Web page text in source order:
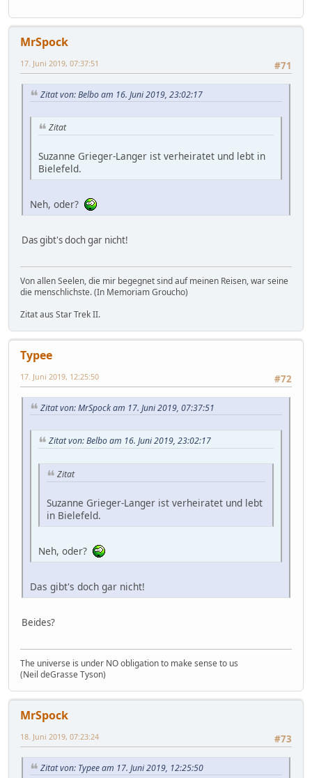
MrSpock
#71
17. Juni 2019, 07:37:51
Zitat von: Belbo am 16. Juni 2019, 23:02:17
Zitat
Suzanne Grieger-Langer ist verheiratet und lebt in
Bielefeld.
Neh, oder?
Das gibt's doch gar nicht!
Von allen Seelen, die mir begegnet sind auf meinen Reisen, war seine
die menschlichste. (In Memoriam Groucho)
Zitat aus Star Trek II.
Typee
#72
17. Juni 2019, 12:25:50
Zitat von: MrSpock am 17. Juni 2019, 07:37:51
Zitat von: Belbo am 16. Juni 2019, 23:02:17
Zitat
Suzanne Grieger-Langer ist verheiratet und lebt
in Bielefeld.
Neh, oder?
Das gibt's doch gar nicht!
Beides?
The universe is under NO obligation to make sense to us
(Neil deGrasse Tyson)
MrSpock
#73
18. Juni 2019, 07:23:24
Zitat von: Typee am 17. Juni 2019, 12:25:50